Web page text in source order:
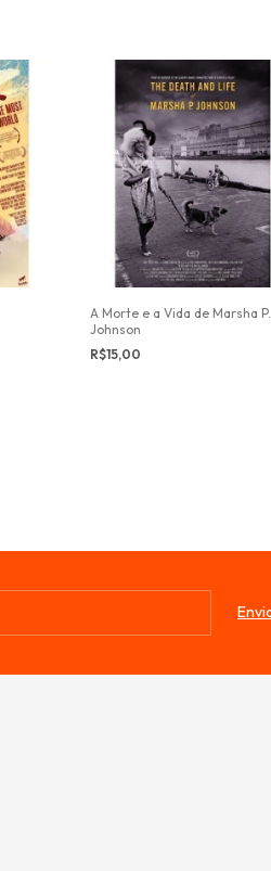
A Morte e a Vida de Marsha P.
Johnson
R$15,00